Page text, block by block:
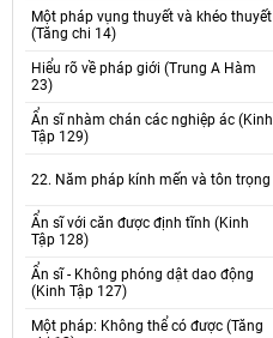
Một pháp vụng thuyết và khéo thuyết
(Tăng chi 14)
Hiểu rõ về pháp giới (Trung A Hàm
23)
Ẩn sĩ nhàm chán các nghiệp ác (Kinh
Tập 129)
22. Năm pháp kính mến và tôn trọng
Ẩn sĩ với căn được định tĩnh (Kinh
Tập 128)
Ẩn sĩ - Không phóng dật dao động
(Kinh Tập 127)
Một pháp: Không thể có được (Tăng